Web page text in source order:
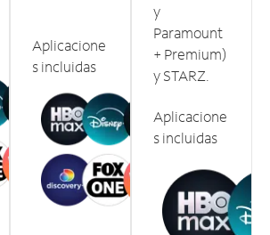
Aplicacione
s incluidas
y
Paramount
+ Premium)
y STARZ.
Aplicacione
s incluidas